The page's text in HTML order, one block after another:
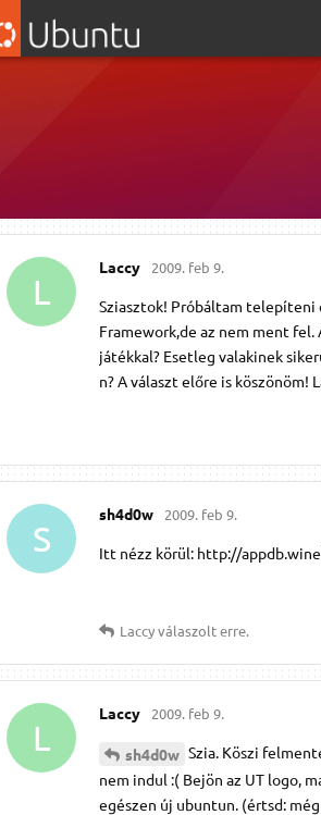
L
Laccy 2009. feb 9.
Sziasztok! Próbáltam telepíteni
Framework,de az nem ment
játékkal? Esetleg valakinek
n? A választ előre is köszönöm!
S
sh4d0w 2009. feb 9.
Itt nézz körül: http://
Laccyválaszolt erre.
L
Laccy 2009. feb 9.
sh4d0w Szia. Köszi
nem indul :( Bejön az UT logo,
egészen új ubuntun. (értsd: